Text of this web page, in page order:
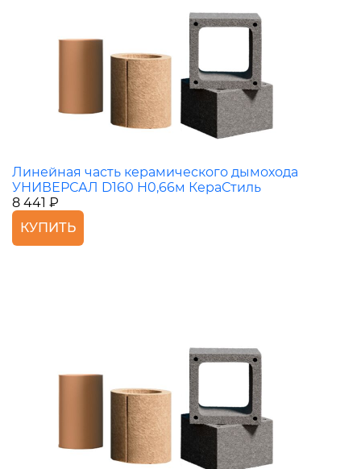
Линейная часть керамического дымохода
УНИВЕРСАЛ D160 H0,66м КераСтиль
8 441 ₽
КУПИТЬ